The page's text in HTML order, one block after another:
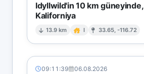
Idyllwild'in 10 km güneyinde,
Kaliforniya
13.9 km I 33.65, -116.72
09:11:39 06.08.2026